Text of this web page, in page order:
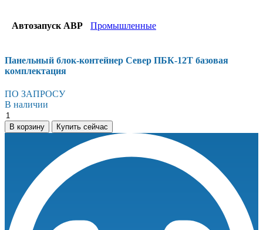
Автозапуск АВР Промышленные
Панельный блок-контейнер Север ПБК-12Т базовая
комплектация
ПО ЗАПРОСУ
В наличии
Панельный
блок-
контейнер
комплектация
количество
В корзину Купить сейчас